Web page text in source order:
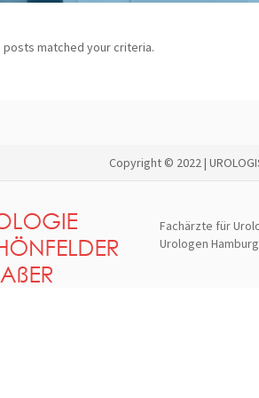
posts matched your criteria.
Copyright © 2022 |
Fachärzte für
Urologen